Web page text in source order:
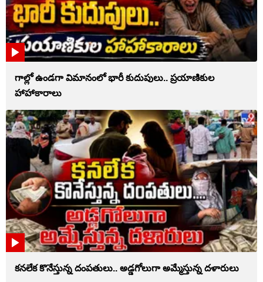
గాల్లో ఉండగా విమానంలో భారీ కుదుపులు.. ప్రయాణికుల
హాహాకారాలు
కనలేక కొనేస్తున్న దంపతులు.. అడ్డగోలుగా అమ్మేస్తున్న దళారులు